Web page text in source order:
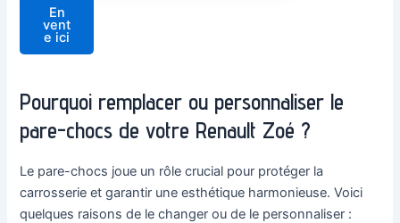
En
vent
e ici
Pourquoi remplacer ou personnaliser le
pare-chocs de votre Renault Zoé ?
Le pare-chocs joue un rôle crucial pour protéger la
carrosserie et garantir une esthétique harmonieuse. Voici
quelques raisons de le changer ou de le personnaliser :